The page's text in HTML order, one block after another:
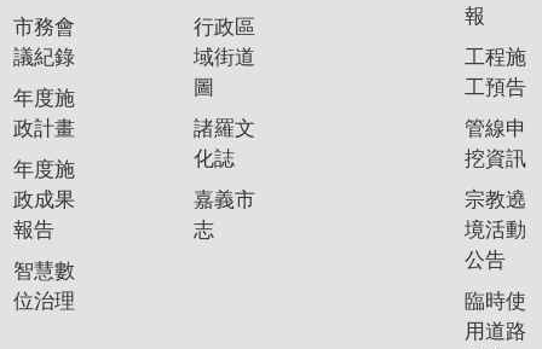
我
們
網
路
社
群
政
府
資
市務會
議紀錄
年度施
政計畫
年度施
政成果
報告
智慧數
位治理
行政區
域街道
圖
諸羅文
化誌
嘉義市
志
報
工程施
工預告
管線申
挖資訊
宗教遶
境活動
公告
臨時使
用道路